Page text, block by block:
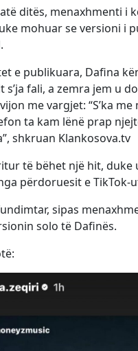
ditës, menaxhmenti i
mohuar se versioni i
e publikuara, Dafina
s’ja fali, a zemra jem u
me vargjet: “S’ka me
ta kam lënë prap
shkruan Klankosova.tv
të bëhet një hit, duke
përdoruesit e TikTok-
sipas
solo të Dafinës.